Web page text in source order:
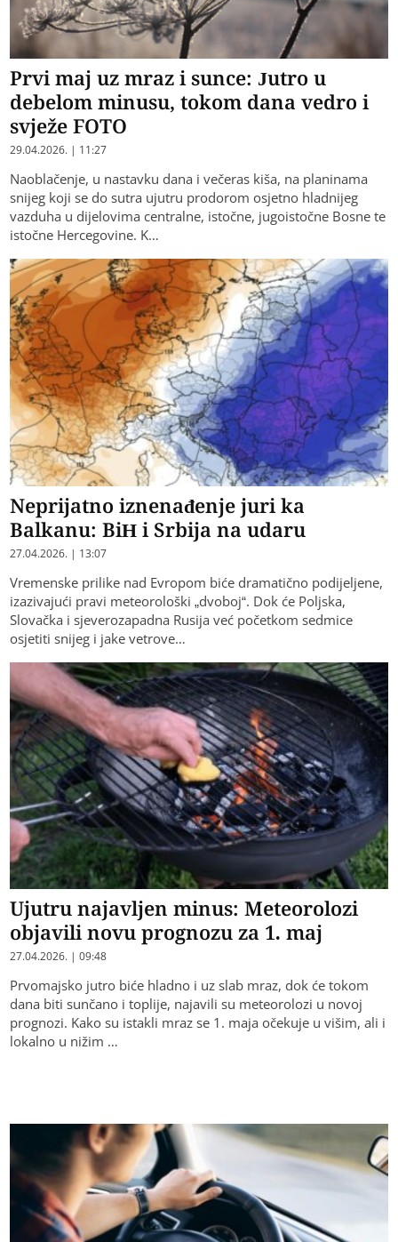
Prvi maj uz mraz i sunce: Jutro u
debelom minusu, tokom dana vedro i
svježe FOTO
29.04.2026. | 11:27
Naoblačenje, u nastavku dana i večeras kiša, na planinama
snijeg koji se do sutra ujutru prodorom osjetno hladnijeg
vazduha u dijelovima centralne, istočne, jugoistočne Bosne te
istočne Hercegovine. K…
Neprijatno iznenađenje juri ka
Balkanu: BiH i Srbija na udaru
27.04.2026. | 13:07
Vremenske prilike nad Evropom biće dramatično podijeljene,
izazivajući pravi meteorološki „dvoboj“. Dok će Poljska,
Slovačka i sjeverozapadna Rusija već početkom sedmice
osjetiti snijeg i jake vetrove…
Ujutru najavljen minus: Meteorolozi
objavili novu prognozu za 1. maj
27.04.2026. | 09:48
Prvomajsko jutro biće hladno i uz slab mraz, dok će tokom
dana biti sunčano i toplije, najavili su meteorolozi u novoj
prognozi. Kako su istakli mraz se 1. maja očekuje u višim, ali i
lokalno u nižim …